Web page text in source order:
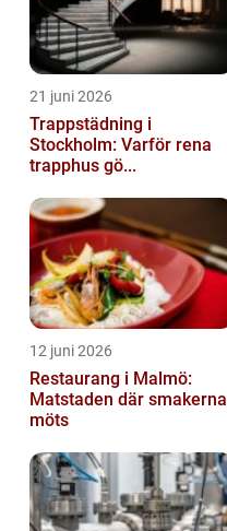
21 juni 2026
Trappstädning i
Stockholm: Varför rena
trapphus gö...
12 juni 2026
Restaurang i Malmö:
Matstaden där smakerna
möts